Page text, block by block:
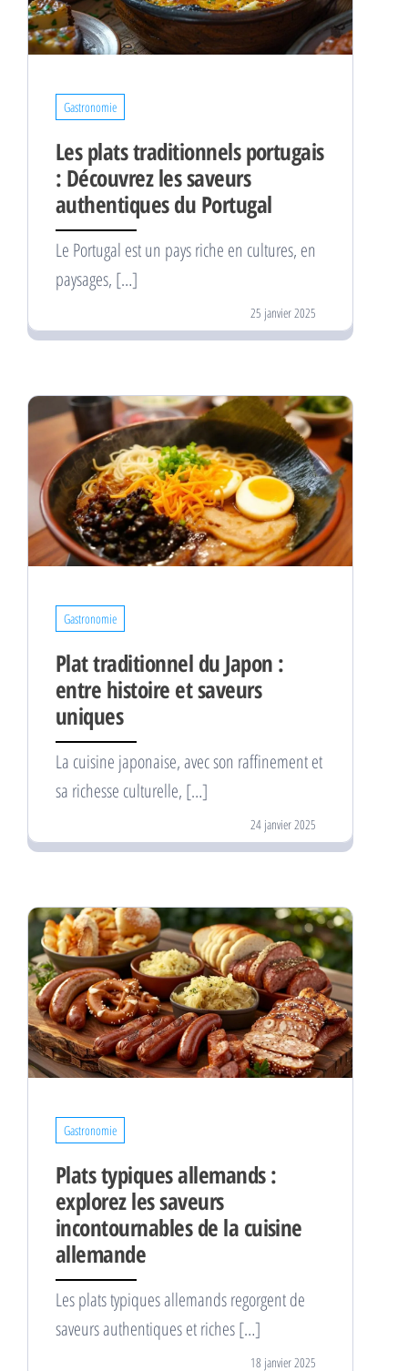
Gastronomie
Les plats traditionnels portugais
: Découvrez les saveurs
authentiques du Portugal
Le Portugal est un pays riche en cultures, en
paysages, […]
25 janvier 2025
Gastronomie
Plat traditionnel du Japon :
entre histoire et saveurs
uniques
La cuisine japonaise, avec son raffinement et
sa richesse culturelle, […]
24 janvier 2025
Gastronomie
Plats typiques allemands :
explorez les saveurs
incontournables de la cuisine
allemande
Les plats typiques allemands regorgent de
saveurs authentiques et riches […]
18 janvier 2025